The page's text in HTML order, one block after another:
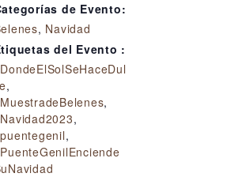
de Evento:
, Navidad
del Evento :
,
,
,
,